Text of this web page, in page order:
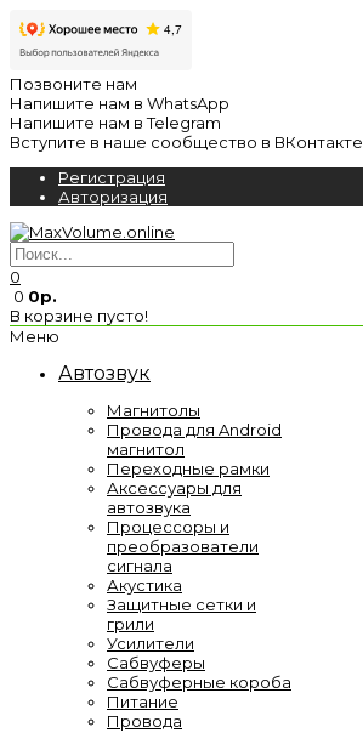
Позвоните нам
Напишите нам в WhatsApp
Напишите нам в Telegram
Вступите в наше сообщество в ВКонтакте
Регистрация
Авторизация
0
0 0р.
В корзине пусто!
Меню
Автозвук
Магнитолы
Провода для Android
магнитол
Переходные рамки
Аксессуары для
автозвука
Процессоры и
преобразователи
сигнала
Акустика
Защитные сетки и
грили
Усилители
Сабвуферы
Сабвуферные короба
Питание
Провода